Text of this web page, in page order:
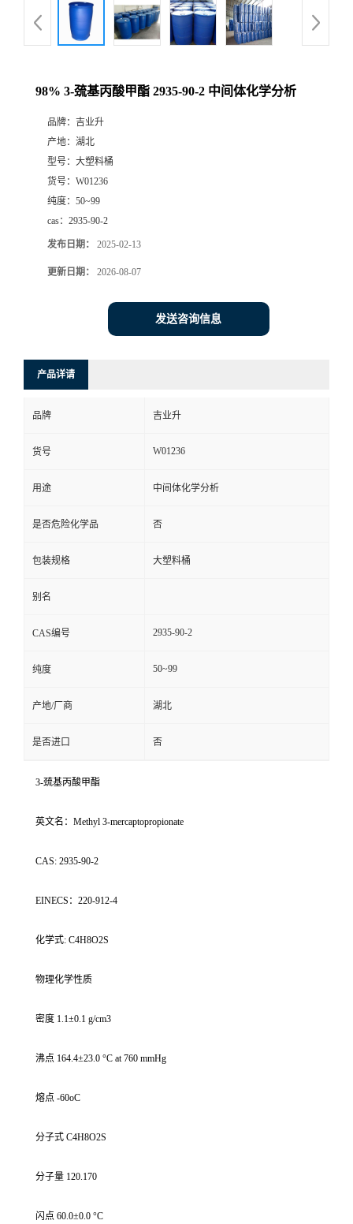
98% 3-巯基丙酸甲酯 2935-90-2 中间体化学分析
品牌： 吉业升
产地： 湖北
型号： 大塑料桶
货号： W01236
纯度： 50~99
cas： 2935-90-2
发布日期： 2025-02-13
更新日期： 2026-08-07
发送咨询信息
产品详请
品牌 吉业升
货号 W01236
用途 中间体化学分析
是否危险化学品 否
包装规格 大塑料桶
别名
CAS编号 2935-90-2
纯度 50~99
产地/厂商 湖北
是否进口 否
3-巯基丙酸甲酯
英文名：Methyl 3-mercaptopropionate
CAS: 2935-90-2
EINECS：220-912-4
化学式: C4H8O2S
物理化学性质
密度 1.1±0.1 g/cm3
沸点 164.4±23.0 °C at 760 mmHg
熔点 -60oC
分子式 C4H8O2S
分子量 120.170
闪点 60.0±0.0 °C